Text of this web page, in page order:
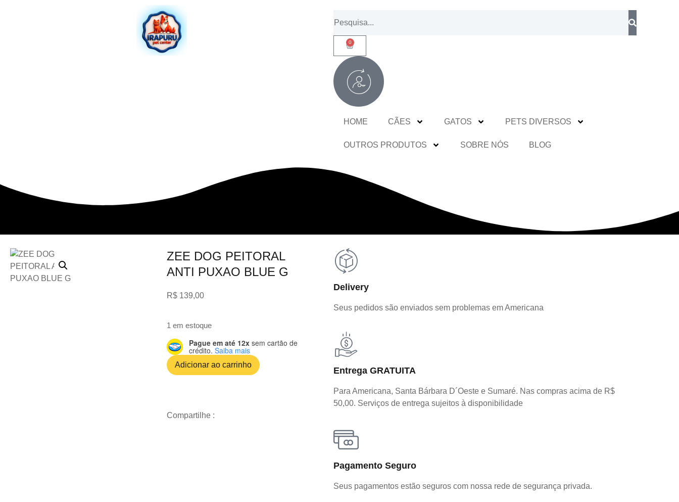
0
HOME CÃES GATOS PETS DIVERSOS
OUTROS PRODUTOS SOBRE NÓS BLOG
ZEE DOG PEITORAL
ANTI PUXAO BLUE G
R$ 139,00
1 em estoque
Pague em até 12x sem cartão de
crédito. Saiba mais
Adicionar ao carrinho
Compartilhe :
Delivery
Seus pedidos são enviados sem problemas em Americana
Entrega GRATUITA
Para Americana, Santa Bárbara D´Oeste e Sumaré. Nas compras acima de R$
50,00. Serviços de entrega sujeitos à disponibilidade
Pagamento Seguro
Seus pagamentos estão seguros com nossa rede de segurança privada.